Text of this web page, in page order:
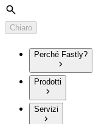
Cerca
Chiaro
Perché Fastly?
Prodotti
Servizi